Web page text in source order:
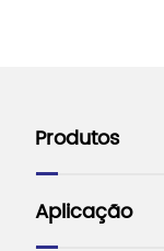
Produtos
Aplicação